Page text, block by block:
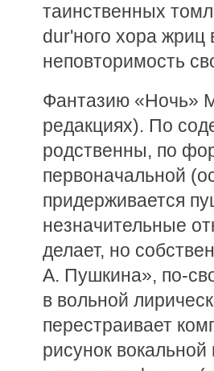
таинственных
dur'ного хора
неповторимость
Фантазию «Ночь»
редакциях). По
родственны, по
первоначальной
придерживается
незначительные
делает, но
А. Пушкина», по-
в вольной
перестраивает
рисунок